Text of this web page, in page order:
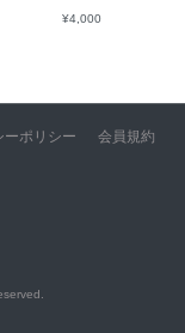
¥4,000
ーポリシー
会員規約